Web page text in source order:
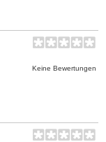
Keine Bewertungen